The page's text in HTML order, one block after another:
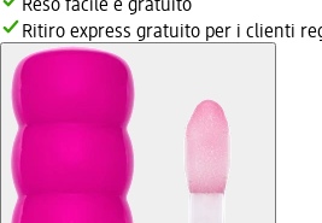
Reso facile e gratuito
Ritiro express gratuito per i clienti